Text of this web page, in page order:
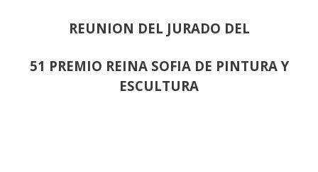
REUNION DEL JURADO DEL
51 PREMIO REINA SOFIA DE PINTURA Y
ESCULTURA